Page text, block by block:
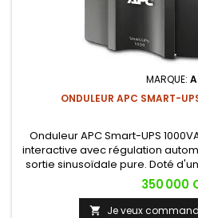
MARQUE:
ONDULEUR APC SMART-
Onduleur APC Smart-UPS
interactive avec régulation
sortie sinusoïdale pure. Doté
protège efficacement
équipements réseau contre
Prix
350 000
 Je veux